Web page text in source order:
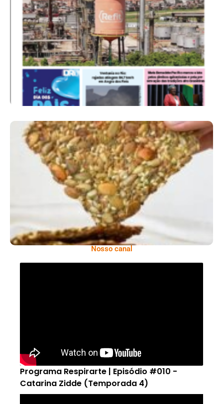
Ano X – Número 367 08 A 14 De Agosto De
2026
Comer Bem: Cracker De Sementes
Nosso canal
Programa Respirarte | Episódio #010 -
Catarina Zidde (Temporada 4)